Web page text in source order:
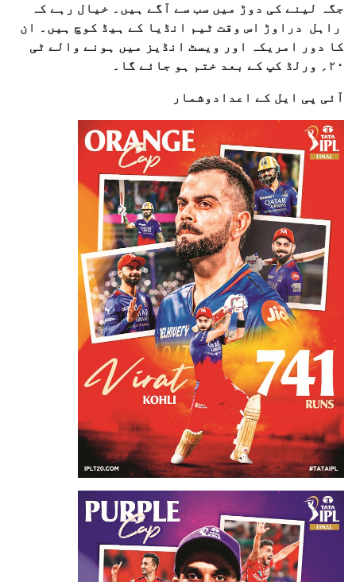
جگہ لینے کی دوڑ میں سب سے آگے ہیں۔ خیال رہے کہ
راہل دراوڑ اس وقت ٹیم انڈیا کے ہیڈ کوچ ہیں۔ ان
کا دور امریکہ اور ویسٹ انڈیز میں ہونے والے ٹی
۲۰؍ ورلڈ کپ کے بعد ختم ہو جائے گا۔
آئی پی ایل کے اعدادوشمار